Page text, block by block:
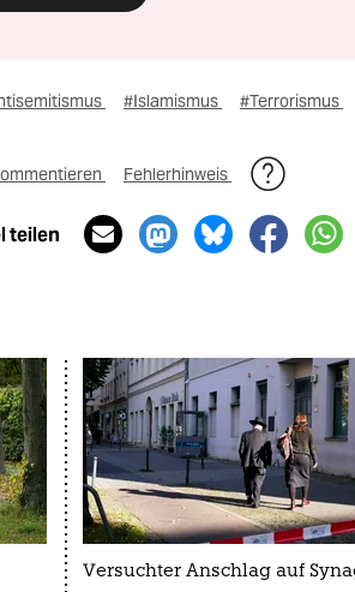
#Islamismus #Terrorismus
Fehlerhinweis
teilen
Versuchter Anschlag auf